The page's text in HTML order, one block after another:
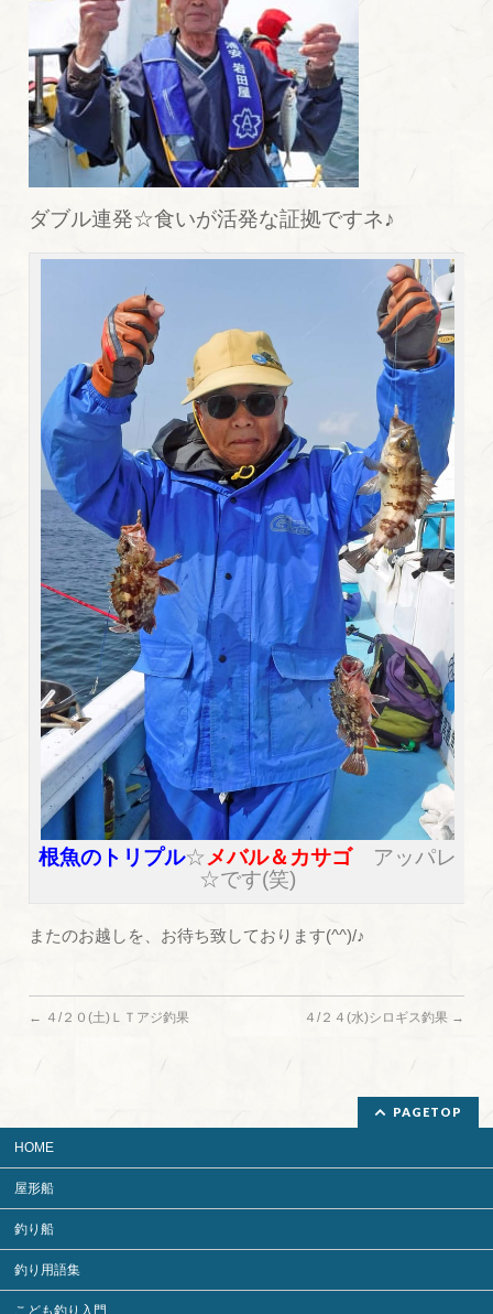
ダブル連発☆食いが活発な証拠ですネ♪
根魚のトリプル☆メバル＆カサゴアッパレ
☆です(笑)
またのお越しを、お待ち致しております(^^)/♪
← ４/２０(土)ＬＴアジ釣果 ４/２４(水)シロギス釣果 →
PAGETOP
HOME
屋形船
釣り船
釣り用語集
こども釣り入門